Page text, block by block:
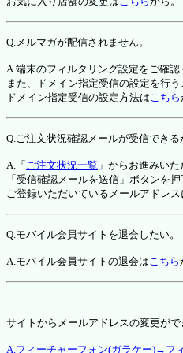
Q.メルマガが配信されません。
A.端末のフィルタリング設定をご確認
また、ドメイン指定受信の設定を行う
ドメイン指定受信の設定方法はこちら
Q.ご注文状況確認メールが受信できる
A.「 ご注文状況一覧 」からお進みいた
「受信確認メールを送信」ボタンを押
ご登録いただいているメールアドレ
Q.モバイル会員サイトを退会したい。
A.モバイル会員サイトの退会はこちら
サイトからメールアドレスの変更が
A.フィーチャーフォン(ガラケー)→フ